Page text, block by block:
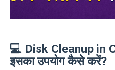
💻 Disk Cleanup in
इसका उपयोग कैसे करें?